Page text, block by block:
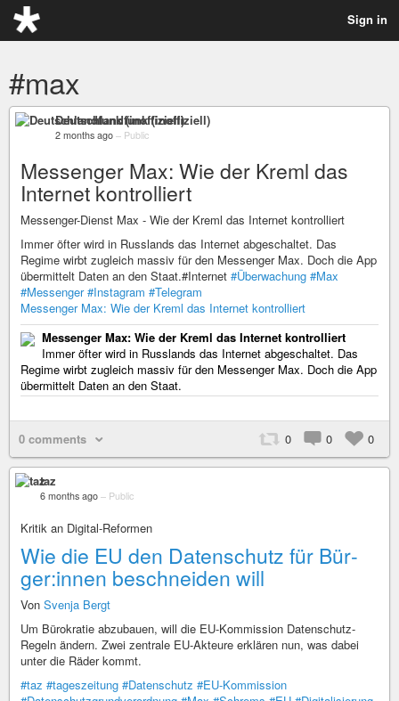
Sign in
#max
Deutschlandfunk (inoffiziell)
2 months ago – Public
Messenger Max: Wie der Kreml das
Internet kontrolliert
Messenger-Dienst Max - Wie der Kreml das Internet kontrolliert
Immer öfter wird in Russlands das Internet abgeschaltet. Das
Regime wirbt zugleich massiv für den Messenger Max. Doch die App
übermittelt Daten an den Staat.#Internet #Überwachung #Max
#Messenger #Instagram #Telegram
Messenger Max: Wie der Kreml das Internet kontrolliert
Messenger Max: Wie der Kreml das Internet kontrolliert
Immer öfter wird in Russlands das Internet abgeschaltet. Das
Regime wirbt zugleich massiv für den Messenger Max. Doch die App
übermittelt Daten an den Staat.
0 comments 0 0 0
taz
6 months ago – Public
Kritik an Digital-Reformen
Wie die EU den Datenschutz für Bür­
ge­r:in­nen beschneiden will
Von Svenja Bergt
Um Bürokratie abzubauen, will die EU-Kommission Datenschutz-
Regeln ändern. Zwei zentrale EU-Akteure erklären nun, was dabei
unter die Räder kommt.
#taz #tageszeitung #Datenschutz #EU-Kommission